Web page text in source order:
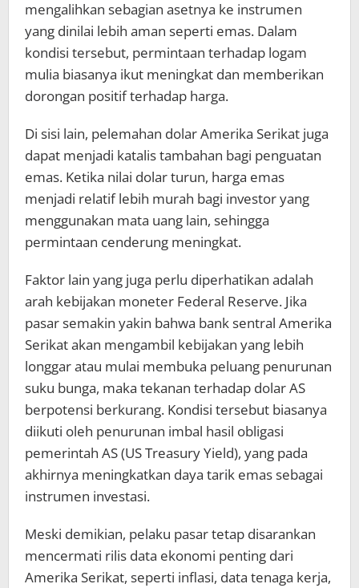
mengalihkan sebagian asetnya ke instrumen
yang dinilai lebih aman seperti emas. Dalam
kondisi tersebut, permintaan terhadap logam
mulia biasanya ikut meningkat dan memberikan
dorongan positif terhadap harga.
Di sisi lain, pelemahan dolar Amerika Serikat juga
dapat menjadi katalis tambahan bagi penguatan
emas. Ketika nilai dolar turun, harga emas
menjadi relatif lebih murah bagi investor yang
menggunakan mata uang lain, sehingga
permintaan cenderung meningkat.
Faktor lain yang juga perlu diperhatikan adalah
arah kebijakan moneter Federal Reserve. Jika
pasar semakin yakin bahwa bank sentral Amerika
Serikat akan mengambil kebijakan yang lebih
longgar atau mulai membuka peluang penurunan
suku bunga, maka tekanan terhadap dolar AS
berpotensi berkurang. Kondisi tersebut biasanya
diikuti oleh penurunan imbal hasil obligasi
pemerintah AS (US Treasury Yield), yang pada
akhirnya meningkatkan daya tarik emas sebagai
instrumen investasi.
Meski demikian, pelaku pasar tetap disarankan
mencermati rilis data ekonomi penting dari
Amerika Serikat, seperti inflasi, data tenaga kerja,